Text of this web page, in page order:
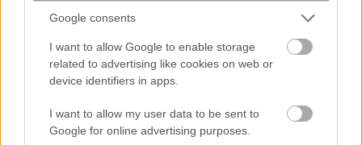
Google consents
I want to allow Google to enable storage
related to advertising like cookies on web or
device identifiers in apps.
I want to allow my user data to be sent to
Google for online advertising purposes.
ισραηλινές ενέργειες εκρίζωσης
δέντρων και κατασχέσεων γης στην
Τζενίν